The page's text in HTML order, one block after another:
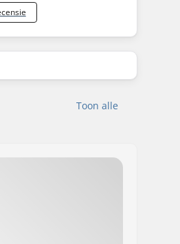
Toon alle